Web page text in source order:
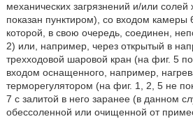
механических загрязнений и/или солей
показан пунктиром), со входом камеры
которой, в свою очередь, соединен,
2) или, например, через открытый в
трехходовой шаровой кран (на фиг. 5
входом оснащенного, например,
терморегулятором (на фиг. 1, 2, 5 не
7 с залитой в него заранее (в данном
обессоленной или очищенной от